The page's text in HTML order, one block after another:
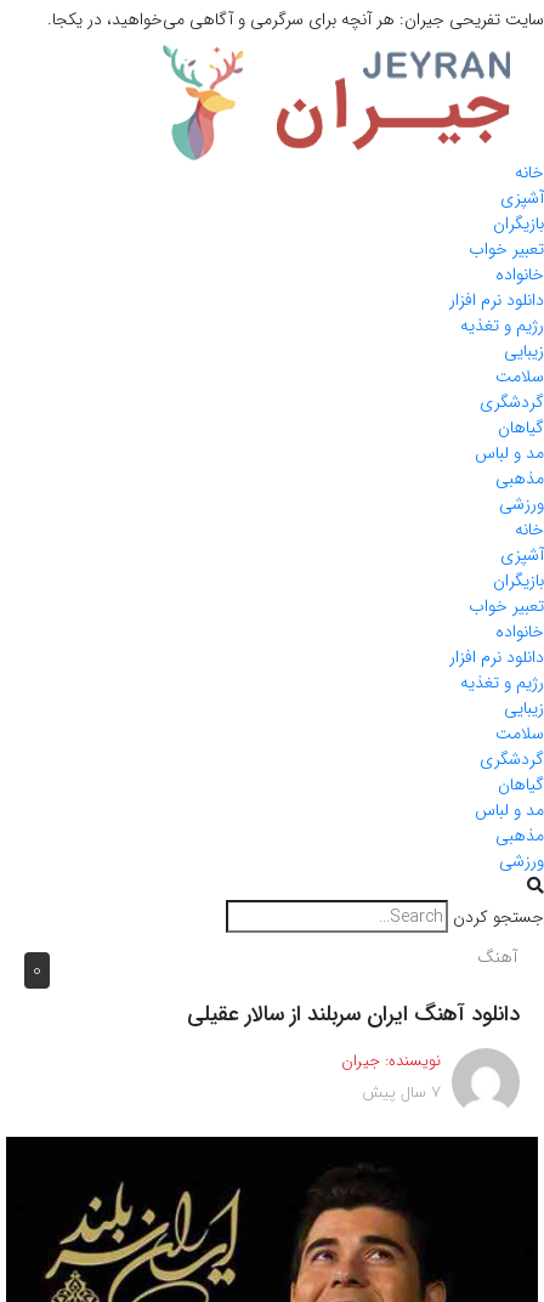
سایت تفریحی جیران: هر آنچه برای سرگرمی و آگاهی می‌خواهید، در یکجا.
خانه
آشپزی
بازیگران
تعبیر خواب
خانواده
دانلود نرم افزار
رژیم و تغذیه
زیبایی
سلامت
گردشگری
گیاهان
مد و لباس
مذهبی
ورزشی
خانه
آشپزی
بازیگران
تعبیر خواب
خانواده
دانلود نرم افزار
رژیم و تغذیه
زیبایی
سلامت
گردشگری
گیاهان
مد و لباس
مذهبی
ورزشی
جستجو کردن
0 آهنگ
دانلود آهنگ ايران سربلند از سالار عقیلی
نویسنده: جیران
7 سال پیش